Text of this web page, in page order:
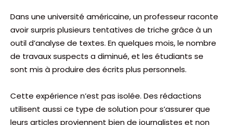
Dans une université américaine, un professeur raconte
avoir surpris plusieurs tentatives de triche grâce à un
outil d’analyse de textes. En quelques mois, le nombre
de travaux suspects a diminué, et les étudiants se
sont mis à produire des écrits plus personnels.
Cette expérience n’est pas isolée. Des rédactions
utilisent aussi ce type de solution pour s’assurer que
leurs articles proviennent bien de journalistes et non